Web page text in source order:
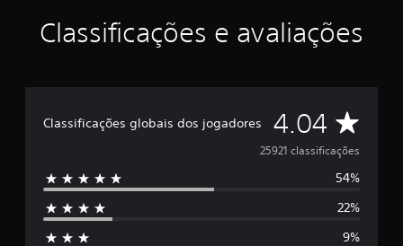
Classificações e avaliações
Classificações globais dos jogadores 4.04 D
e
5
e
25921 classificações
54%
22%
9%